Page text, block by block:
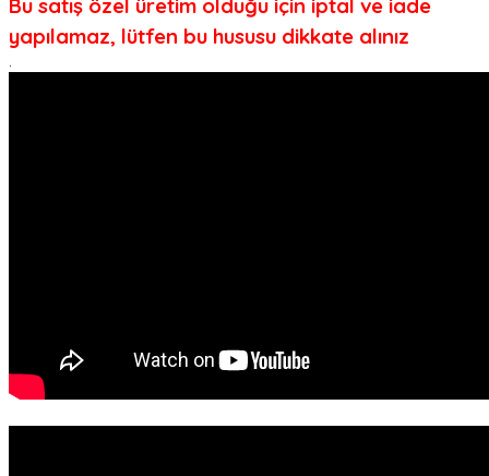
Bu satış özel üretim olduğu için iptal ve iade
yapılamaz, lütfen bu hususu dikkate alınız